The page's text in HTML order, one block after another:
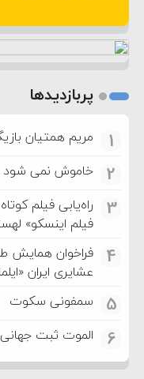
پربازدیدها
1 مریم همتیان
2 خاموش نمی شود
3
راه‌یابی فیلم
فیلم اینسکو»
4
فراخوان همایش
عشایری ایران
5 سمفونی سکوت
6 الموت ثبت